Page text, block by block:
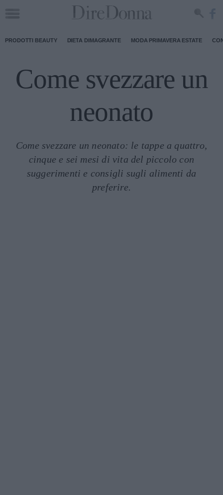
PRODOTTI BEAUTY DIETA DIMAGRANTE MODA PRIMAVERA ESTATE
Come svezzare un
neonato
Come svezzare un neonato: le tappe a quattro,
cinque e sei mesi di vita del piccolo con
suggerimenti e consigli sugli alimenti da
preferire.